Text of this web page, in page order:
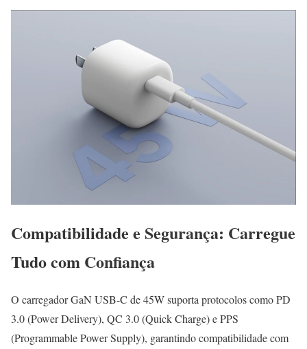
Compatibilidade e Segurança: Carregue
Tudo com Confiança
O carregador GaN USB-C de 45W suporta protocolos como PD
3.0 (Power Delivery), QC 3.0 (Quick Charge) e PPS
(Programmable Power Supply), garantindo compatibilidade com